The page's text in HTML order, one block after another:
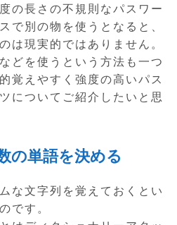
の長さの不規則なパスワー
で別の物を使うとなると、
は現実的ではありません。
どを使うという方法も一つ
覚えやすく強度の高いパス
についてご紹介したいと思
の単語を決める
な文字列を覚えておくとい
です。